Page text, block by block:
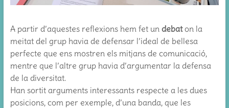
A partir d’aquestes reflexions hem fet un debaton la
meitat del grup havia de defensar l’ideal de bellesa
perfecte que ens mostren els mitjans de comunicació,
mentre que l’altre grup havia d’argumentar la defensa
de la diversitat.
Han sortit arguments interessants respecte a les dues
posicions, com per exemple, d’una banda, que les